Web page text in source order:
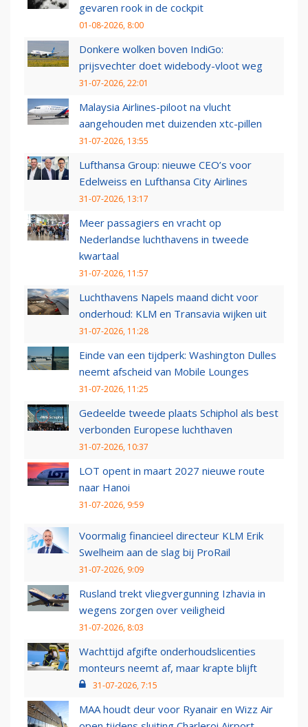
gevaren rook in de cockpit
01-08-2026, 8:00
Donkere wolken boven IndiGo:
prijsvechter doet widebody-vloot weg
31-07-2026, 22:01
Malaysia Airlines-piloot na vlucht
aangehouden met duizenden xtc-pillen
31-07-2026, 13:55
Lufthansa Group: nieuwe CEO’s voor
Edelweiss en Lufthansa City Airlines
31-07-2026, 13:17
Meer passagiers en vracht op
Nederlandse luchthavens in tweede
kwartaal
31-07-2026, 11:57
Luchthavens Napels maand dicht voor
onderhoud: KLM en Transavia wijken uit
31-07-2026, 11:28
Einde van een tijdperk: Washington Dulles
neemt afscheid van Mobile Lounges
31-07-2026, 11:25
Gedeelde tweede plaats Schiphol als best
verbonden Europese luchthaven
31-07-2026, 10:37
LOT opent in maart 2027 nieuwe route
naar Hanoi
31-07-2026, 9:59
Voormalig financieel directeur KLM Erik
Swelheim aan de slag bij ProRail
31-07-2026, 9:09
Rusland trekt vliegvergunning Izhavia in
wegens zorgen over veiligheid
31-07-2026, 8:03
Wachttijd afgifte onderhoudslicenties
monteurs neemt af, maar krapte blijft
31-07-2026, 7:15
MAA houdt deur voor Ryanair en Wizz Air